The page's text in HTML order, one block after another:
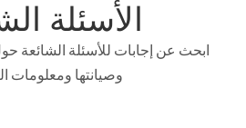
الأسئلة
ابحث عن إجابات للأسئلة الشائعة
وصيانتها ومعلومات